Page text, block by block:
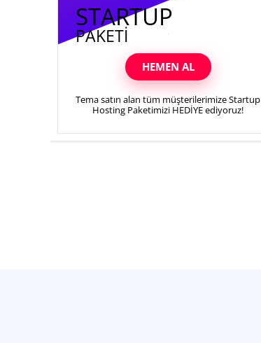
STARTUP
PAKETI
HEMEN AL
Tema satın alan tüm müşterilerimize Startup
Hosting Paketimizi HEDİYE ediyoruz!